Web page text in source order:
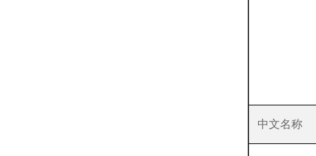
中文名称